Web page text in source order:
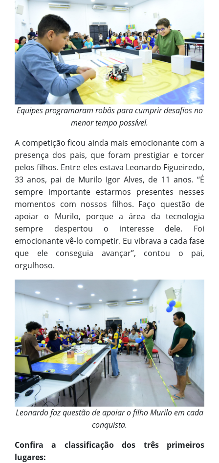
Equipes programaram robôs para cumprir desafios no
menor tempo possível.
A competição ficou ainda mais emocionante com a
presença dos pais, que foram prestigiar e torcer
pelos filhos. Entre eles estava Leonardo Figueiredo,
33 anos, pai de Murilo Igor Alves, de 11 anos. “É
sempre importante estarmos presentes nesses
momentos com nossos filhos. Faço questão de
apoiar o Murilo, porque a área da tecnologia
sempre despertou o interesse dele. Foi
emocionante vê-lo competir. Eu vibrava a cada fase
que ele conseguia avançar”, contou o pai,
orgulhoso.
Leonardo faz questão de apoiar o filho Murilo em cada
conquista.
Confira a classificação dos três primeiros
lugares: